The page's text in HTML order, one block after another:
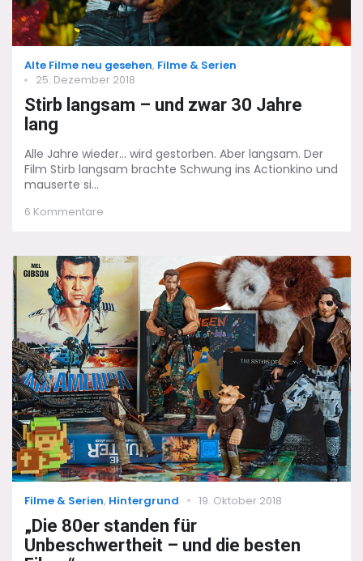
Categories
Alte Filme neu gesehen, Filme & Serien
Posted
on
25. Dezember 2018
Stirb langsam – und zwar 30 Jahre
lang
Alle Jahre wieder... wird gestorben. Aber langsam. Der
Film Stirb langsam brachte Schwung ins Actionkino und
mauserte si...
6 Kommentare
–
und
zwar
30
Jahre
lang
Categories
Filme & Serien, Hintergrund
Posted
19. Oktober 2018
„Die 80er standen für
Unbeschwertheit – und die besten